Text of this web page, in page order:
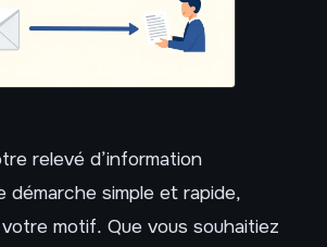
relevé d’information
démarche simple et rapide,
motif. Que vous souhaitiez